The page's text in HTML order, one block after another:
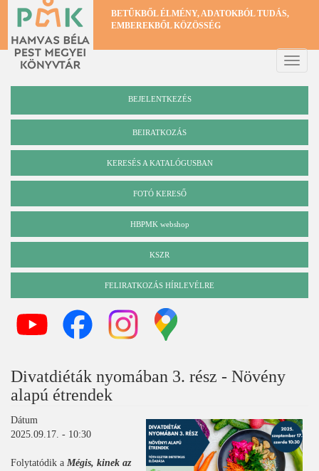
Ugrás
tartalomra
BETŰKBŐL ÉLMÉNY, ADATOKBÓL TUDÁS,
EMBEREKBŐL KÖZÖSSÉG
Toggle
BEJELENTKEZÉS
BEIRATKOZÁS
Katalógus
KERESÉS A KATALÓGUSBAN
FOTÓ KERESŐ
HBPMK webshop
KSZR
FELIRATKOZÁS HÍRLEVÉLRE
Divatdiéták nyomában 3. rész - Növény
alapú étrendek
Dátum
2025.09.17. - 10:30
Folytatódik a Mégis, kinek az